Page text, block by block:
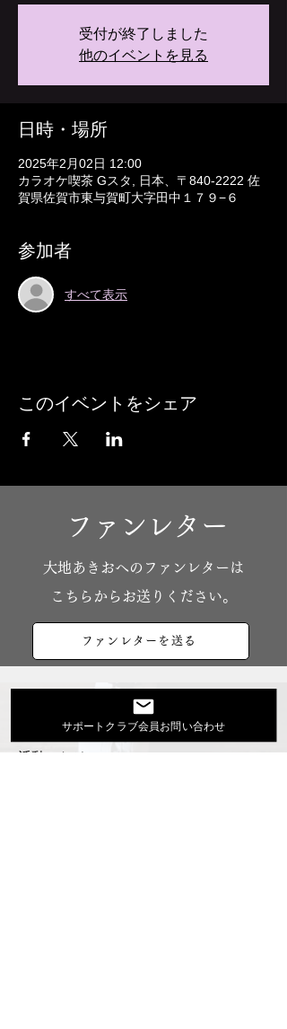
受付が終了しました
他のイベントを見る
日時・場所
2025年2月02日 12:00
カラオケ喫茶 Gスタ, 日本、〒840-2222 佐
賀県佐賀市東与賀町大字田中１７９−６
参加者
すべて表示
このイベントをシェア
ファンレター
​大地あきおへのファンレターは
こちらからお送りください。
ファンレターを送る
大地あきおオフィシャルサイト
Youtube
活動スケジュール
サポートクラブ会員お問い合わせ